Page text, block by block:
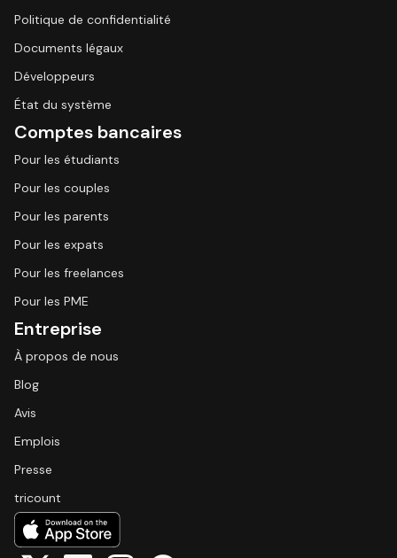
Politique de confidentialité
Documents légaux
Développeurs
État du système
Comptes bancaires
Pour les étudiants
Pour les couples
Pour les parents
Pour les expats
Pour les freelances
Pour les PME
Entreprise
À propos de nous
Blog
Avis
Emplois
Presse
tricount